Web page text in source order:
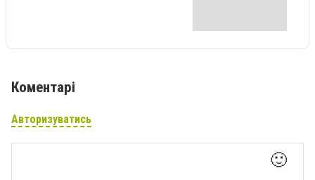
Коментарі
Авторизуватись
🙂